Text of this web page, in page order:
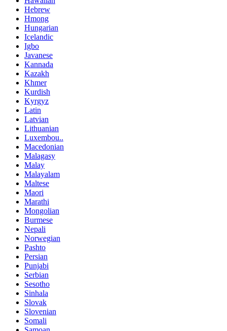
Hebrew
Hmong
Hungarian
Icelandic
Igbo
Javanese
Kannada
Kazakh
Khmer
Kurdish
Kyrgyz
Latin
Latvian
Lithuanian
Luxembou..
Macedonian
Malagasy
Malay
Malayalam
Maltese
Maori
Marathi
Mongolian
Burmese
Nepali
Norwegian
Pashto
Persian
Punjabi
Serbian
Sesotho
Sinhala
Slovak
Slovenian
Somali